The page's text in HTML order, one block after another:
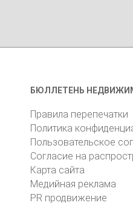
БЮЛЛЕТЕНЬ
Правила перепечатки
Политика
Пользовательское
Согласие на
Карта сайта
Медийная реклама
PR продвижение